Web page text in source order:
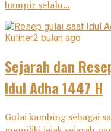
hampir selalu...
Kuliner2 bulan ago
Sejarah dan
Idul Adha 1447 H
Gulai kambing sebagai